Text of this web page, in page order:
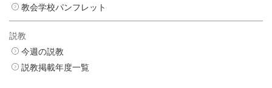
教会学校パンフレット
説教
今週の説教
説教掲載年度一覧